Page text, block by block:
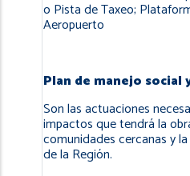
o Pista de Taxeo;
Aeropuerto
Plan de manejo social
Son las actuaciones
impactos que tendrá la
comunidades cercanas y
de la Región.